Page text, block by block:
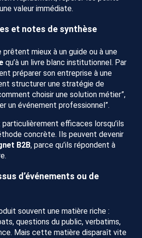
valeur immédiate.
et notes de synthèse
mieux à un guide ou à une
qu’à un livre blanc institutionnel. Par
préparer son entreprise à une
structurer une stratégie de
choisir une solution métier”,
un événement professionnel”.
efficaces lorsqu’ils
concrète. Ils peuvent devenir
B2B, parce qu’ils répondent à
d’événements ou de
souvent une matière riche :
questions du public, verbatims,
Mais cette matière disparaît vite